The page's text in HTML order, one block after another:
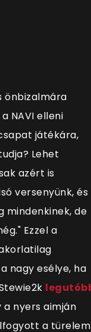
önbizalmára
NAVI elleni
játékára,
Lehet
azért is
versenyünk, és
mindenkinek, de
Ezzel a
nagy esélye, ha
a nyers aimján
a türelem